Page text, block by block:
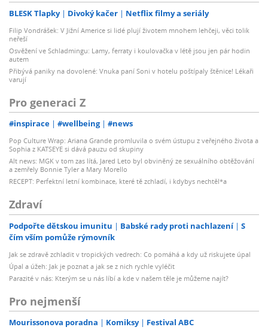
BLESK Tlapky Divoký kačer Netflix filmy a seriály
Filip Vondrášek: V Jižní Americe si lidé plují životem mnohem lehčeji, věci tolik
neřeší
Osvěžení ve Schladmingu: Lamy, ferraty i koulovačka v létě jsou jen pár hodin
autem
Přibývá paniky na dovolené: Vnuka paní Soni v hotelu poštípaly štěnice! Lékaři
varují
Pro generaci Z
#inspirace #wellbeing #news
Pop Culture Wrap: Ariana Grande promluvila o svém ústupu z veřejného života a
Sophia z KATSEYE si dává pauzu od skupiny
Alt news: MGK v tom zas lítá, Jared Leto byl obviněný ze sexuálního obtěžování
a zemřely Bonnie Tyler a Mary Morello
RECEPT: Perfektní letní kombinace, které tě zchladí, i kdybys nechtěl*a
Zdraví
Podpořte dětskou imunitu Babské rady proti nachlazení
S
čím vším pomůže rýmovník
Jak se zdravě zchladit v tropických vedrech: Co pomáhá a kdy už riskujete úpal
Úpal a úžeh: Jak je poznat a jak se z nich rychle vyléčit
Parazité v nás: Kterým se u nás líbí a kde v našem těle je můžeme najít?
Pro nejmenší
Mourissonova poradna Komiksy Festival ABC